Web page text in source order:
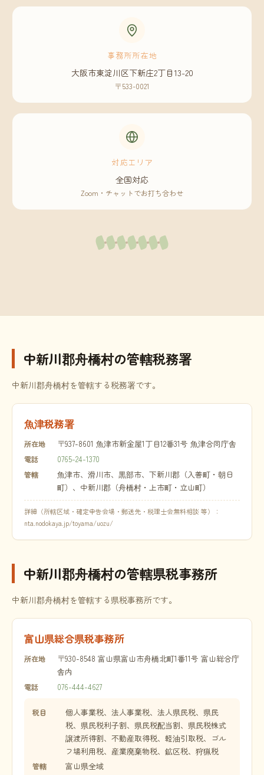
事務所所在地
大阪市東淀川区下新庄2丁目13-20
〒533-0021
対応エリア
全国対応
Zoom・チャットでお打ち合わせ
中新川郡舟橋村の管轄税務署
中新川郡舟橋村を管轄する税務署です。
魚津税務署
所在地 〒937-8601 魚津市新金屋1丁目12番31号 魚津合同庁舎
電話 0765-24-1370
管轄
魚津市、滑川市、黒部市、下新川郡（入善町・朝日
町）、中新川郡（舟橋村・上市町・立山町）
詳細（所轄区域・確定申告会場・郵送先・税理士会無料相談 等）：
nta.nodokaya.jp/toyama/uozu/
中新川郡舟橋村の管轄県税事務所
中新川郡舟橋村を管轄する県税事務所です。
富山県総合県税事務所
所在地
〒930-8548 富山県富山市舟橋北町1番11号 富山総合庁
舎内
電話 076-444-4627
税目
個人事業税、法人事業税、法人県民税、県民
税、県民税利子割、県民税配当割、県民税株式
譲渡所得割、不動産取得税、軽油引取税、ゴル
フ場利用税、産業廃棄物税、鉱区税、狩猟税
管轄 富山県全域